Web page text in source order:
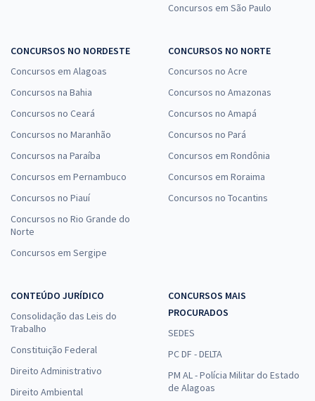
Concursos em São Paulo
CONCURSOS NO NORDESTE
Concursos em Alagoas
Concursos na Bahia
Concursos no Ceará
Concursos no Maranhão
Concursos na Paraíba
Concursos em Pernambuco
Concursos no Piauí
Concursos no Rio Grande do
Norte
Concursos em Sergipe
CONCURSOS NO NORTE
Concursos no Acre
Concursos no Amazonas
Concursos no Amapá
Concursos no Pará
Concursos em Rondônia
Concursos em Roraima
Concursos no Tocantins
CONTEÚDO JURÍDICO
Consolidação das Leis do
Trabalho
Constituição Federal
Direito Administrativo
Direito Ambiental
CONCURSOS MAIS
PROCURADOS
SEDES
PC DF - DELTA
PM AL - Polícia Militar do Estado
de Alagoas